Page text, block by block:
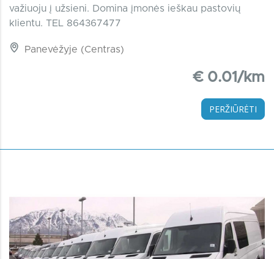
važiuoju į užsieni. Domina įmonės ieškau pastovių
klientu. TEL 864367477
Panevėžyje (Centras)
€ 0.01/km
PERŽIŪRĖTI